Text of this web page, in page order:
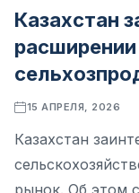
Казахстан
15 АПРЕЛЯ, 2026
Казахстан
рынок. Об этом